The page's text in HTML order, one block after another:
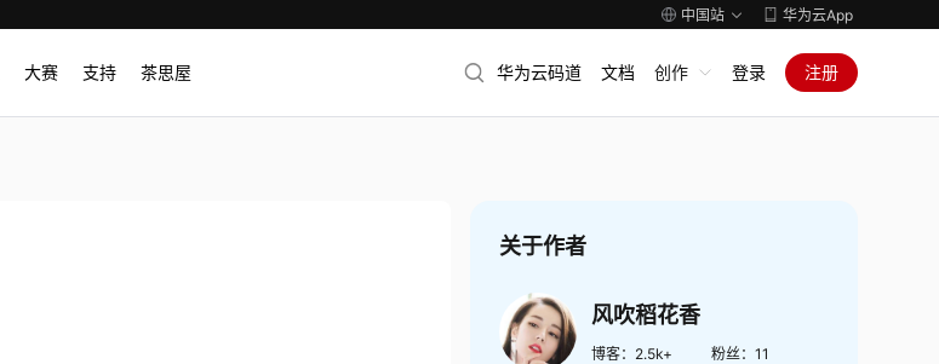
中国站 华为云App
大赛 支持 茶思屋 华为云码道 文档 创作 登录 注册
关于作者
风吹稻花香
博客： 2.5k+ 粉丝： 11